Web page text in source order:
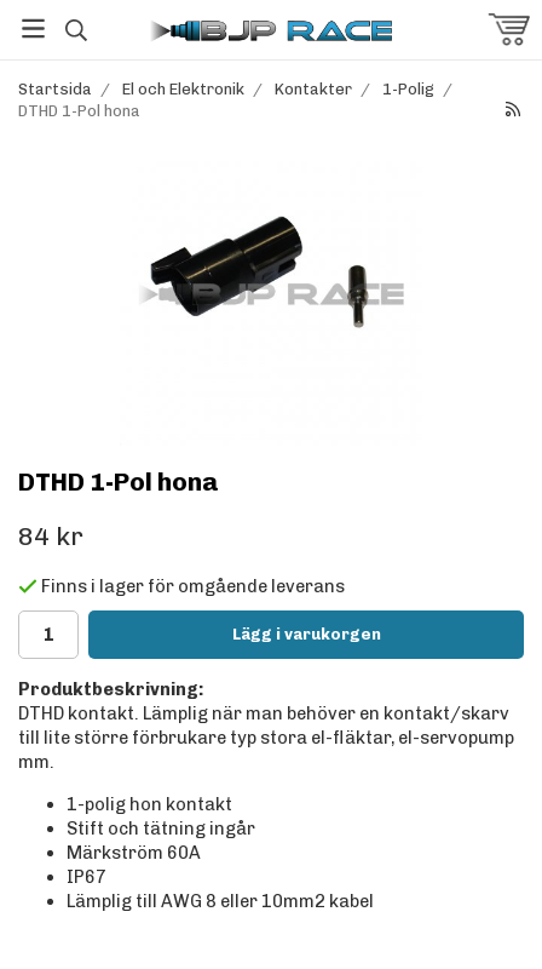
Startsida / El och Elektronik / Kontakter / 1-Polig /
DTHD 1-Pol hona
DTHD 1-Pol hona
84 kr
Finns i lager för omgående leverans
Lägg i varukorgen
Produktbeskrivning:
DTHD kontakt. Lämplig när man behöver en kontakt/skarv
till lite större förbrukare typ stora el-fläktar, el-servopump
mm.
1-polig hon kontakt
Stift och tätning ingår
Märkström 60A
IP67
Lämplig till AWG 8 eller 10mm2 kabel